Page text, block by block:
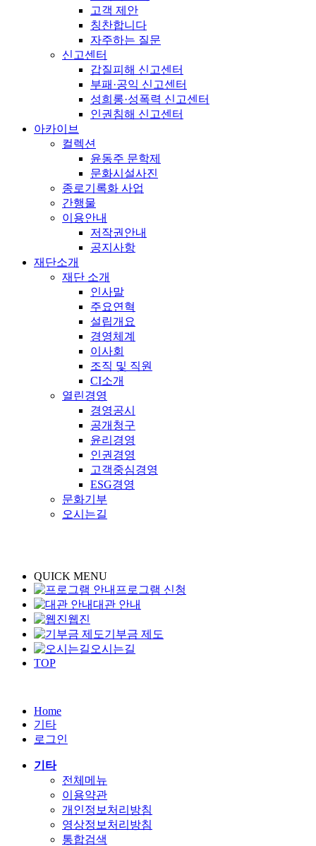
고객 제안
칭찬합니다
자주하는 질문
신고센터
갑질피해 신고센터
부패·공익 신고센터
성희롱·성폭력 신고센터
인권침해 신고센터
아카이브
컬렉션
윤동주 문학제
문화시설사진
종로기록화 사업
간행물
이용안내
저작권안내
공지사항
재단소개
재단 소개
인사말
주요연혁
설립개요
경영체계
이사회
조직 및 직원
CI소개
열린경영
경영공시
공개청구
윤리경영
인권경영
고객중심경영
ESG경영
문화기부
오시는길
QUICK MENU
프로그램 신청
대관 안내
웹진
기부금 제도
오시는길
TOP
Home
기타
로그인
기타
전체메뉴
이용약관
개인정보처리방침
영상정보처리방침
통합검색